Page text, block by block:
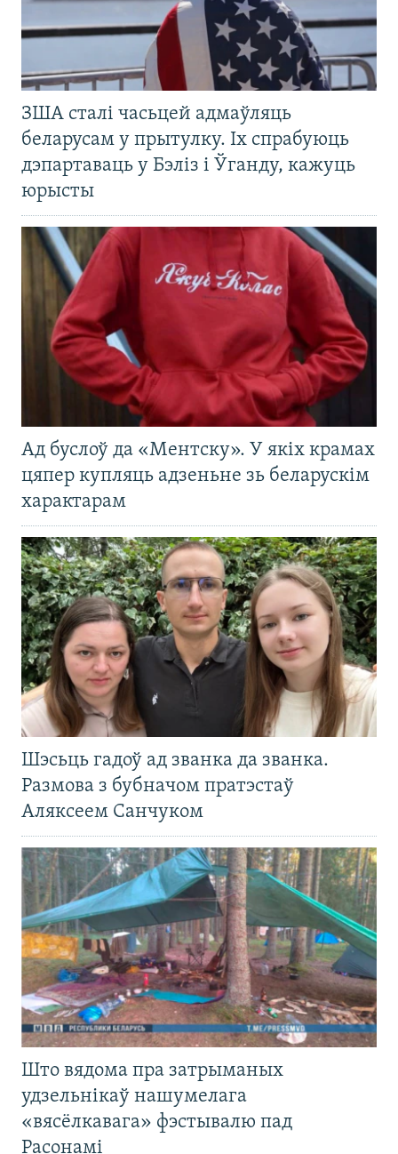
ЗША сталі часьцей адмаўляць
беларусам у прытулку. Іх спрабуюць
дэпартаваць у Бэліз і Ўганду, кажуць
юрысты
Ад буслоў да «Ментску». У якіх крамах
цяпер купляць адзеньне зь беларускім
характарам
Шэсьць гадоў ад званка да званка.
Размова з бубначом пратэстаў
Аляксеем Санчуком
Што вядома пра затрыманых
удзельнікаў нашумелага
«вясёлкавага» фэстывалю пад
Расонамі